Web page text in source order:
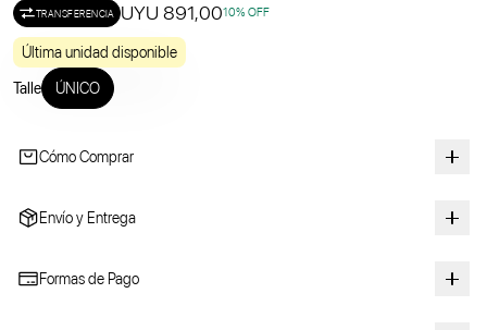
TRANSFERENCIA UYU 891,0010% OFF
Última unidad disponible
Talle ÚNICO
Cómo Comprar
Envío y Entrega
Formas de Pago